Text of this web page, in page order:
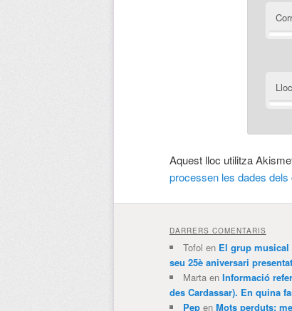
Aquest lloc utilitza
processen les dades dels
DARRERS COMENTARIS
Tofol en El grup musical
seu 25è aniversari
Martaen Informació
des Cardassar). En quina
Pepen Mots perduts: